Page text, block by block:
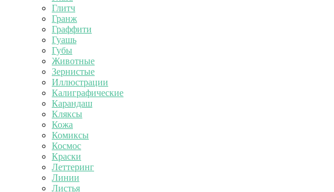
Глитч
Гранж
Граффити
Гуашь
Губы
Животные
Зернистые
Иллюстрации
Калиграфические
Карандаш
Кляксы
Кожа
Комиксы
Космос
Краски
Леттеринг
Линии
Листья